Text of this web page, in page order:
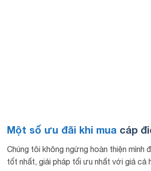
Một số ưu đãi khi mua cáp
Chúng tôi không ngừng hoàn thiện mình
tốt nhất, giải pháp tối ưu nhất với giá cả